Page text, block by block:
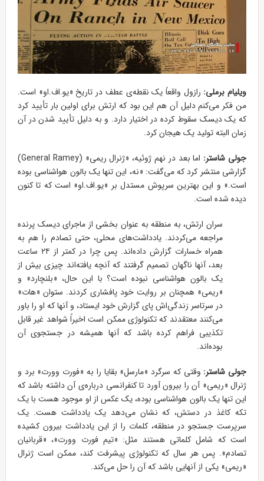
ویلیام برملی: رازول واقعاً یک نقطه‌ی عطف در تاریخ «یو.اف.او» است.
من فکر می‌کنم دلیل آن هم این بود که ارتش برای اولین بار تأیید کرد
که یک دیسک سقوط کرده در اختیار دارد. و به دلیل تأیید شدن در آن
زمان البته تولید یک هیجان کرد.
جولی شاستر:
اما بعد در نهم ژوئیه، «ژنرال ریمی» (General Ramey)
گزارشی منتشر کرد که می‌گفت: «نه، این تنها یک بالون هواشناسی بوده
است.» و این بهترین سرپوش مستدل بر «یو.اف.او» است که تا کنون
دیده شده است.
سران ارتش، به منطقه به عنوان بخشی از ماجرای دیسک پرنده
مراجعه می‌کردند. یادداشت‌های محلی، حتی تصادم را هم به
همراه خسارات گزارش داده‌اند. پس چرا در کمتر از ۲۴ ساعت
بعد، آنها ناگهان تصمیم گرفتند که آنچه یافته‌اند چیزی بیش از
یک بالون هواشناسی نبوده است؟ با این حال، «بلنچارد» و
«ریمی» همچنان بر روایت خود پافشاری کردند. ستوان «هات»
در سرتاسر زندگی‌اش پای گزارش خود ایستاد، و آنها که او را باور
می‌کنند معتقدند که تکنولوژی ممکن است اخیراً شواهد غیر قابل
تکذیبی فراهم کرده باشد که آنها همیشه در جستجوی آن
بوده‌اند.
جولی شاستر: وقتی که سرگرد «مارسل» بقایا را به «فورت وورت» برد و
ژنرال «ریمی» آن را بیرون آورد تا کنفرانسی درباره‌ی آن داشته باشد که
این تنها یک بالون هواشناسی بوده، یک عکس از او موجود هست با یک
تکه کاغذ در دستش، که نشان می‌دهد یک یادداشت هست. یک
سرپرست جستجو در منطقه، کلمات را از این یادداشت بیرون کشیده
است که شامل کلماتی هستند مثل: «تیم فورت وورت»، «قربانیان
تصادم». پس هر سال که تکنولوژی پیشرفت کند، ممکن است ژنرال
«ریمی» یکی از آنهایی باشد که آن را حل می‌کند.